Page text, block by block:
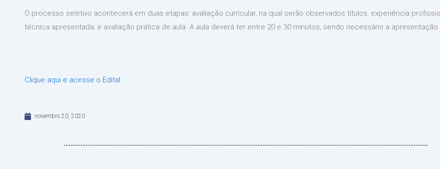
O processo seletivo acontecerá em duas etapas: avaliação curricular, na qual serão observados títulos, experiência
técnica apresentada; e avaliação prática de aula. A aula deverá ter entre 20 e 30 minutos, sendo necessário a apresentação
Clique aqui e acesse o Edital.
novembro 20, 2020